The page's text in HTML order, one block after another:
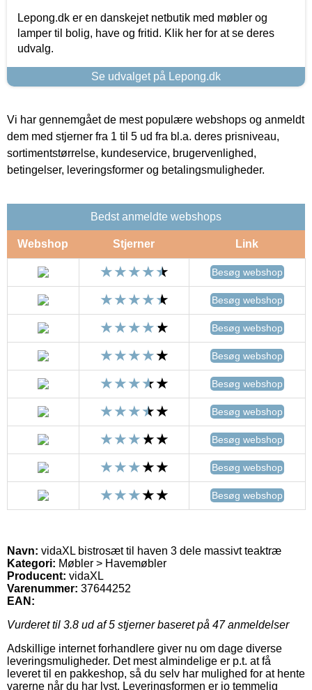
Lepong.dk er en danskejet netbutik med møbler og
lamper til bolig, have og fritid. Klik her for at se deres
udvalg.
Se udvalget på Lepong.dk
Vi har gennemgået de mest populære webshops og anmeldt
dem med stjerner fra 1 til 5 ud fra bl.a. deres prisniveau,
sortimentstørrelse, kundeservice, brugervenlighed,
betingelser, leveringsformer og betalingsmuligheder.
Bedst anmeldte webshops
Webshop Stjerner Link
Besøg webshop
Besøg webshop
Besøg webshop
Besøg webshop
Besøg webshop
Besøg webshop
Besøg webshop
Besøg webshop
Besøg webshop
Navn: vidaXL bistrosæt til haven 3 dele massivt teaktræ
Kategori: Møbler > Havemøbler
Producent: vidaXL
Varenummer: 37644252
EAN:
Vurderet til 3.8 ud af 5 stjerner baseret på 47anmeldelser
Adskillige internet forhandlere giver nu om dage diverse
leveringsmuligheder. Det mest almindelige er p.t. at få
leveret til en pakkeshop, så du selv har mulighed for at hente
varerne når du har lyst. Leveringsformen er jo temmelig